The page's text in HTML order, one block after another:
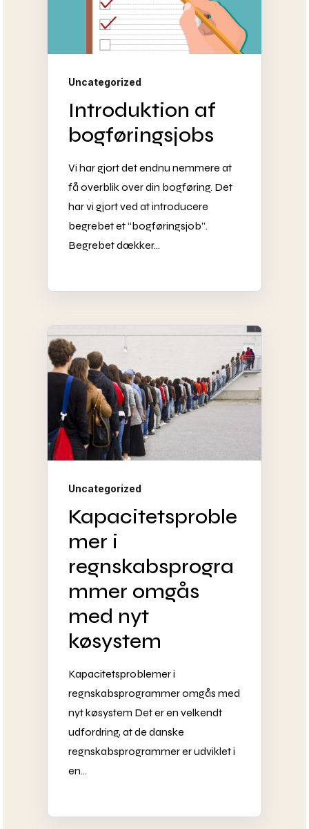
Uncategorized
Introduktion af
bogføringsjobs
Vi har gjort det endnu nemmere at
få overblik over din bogføring. Det
har vi gjort ved at introducere
begrebet et “bogføringsjob”.
Begrebet dækker...
Uncategorized
Kapacitetsproble
mer i
regnskabsprogra
mmer omgås
med nyt
køsystem
Kapacitetsproblemer i
regnskabsprogrammer omgås med
nyt køsystem Det er en velkendt
udfordring, at de danske
regnskabsprogrammer er udviklet i
en...